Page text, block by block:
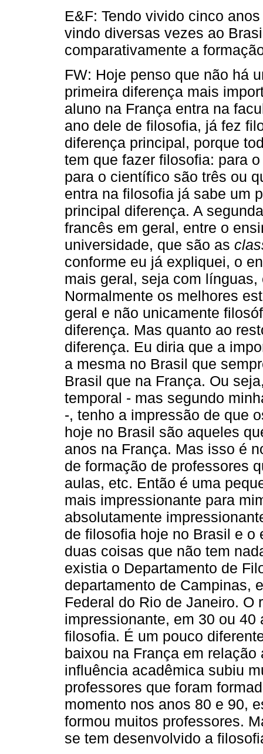
E&F: Tendo vivido cinco
vindo diversas vezes ao
comparativamente a
FW: Hoje penso que não há
primeira diferença mais
aluno na França entra na
ano dele de filosofia, já fez
diferença principal, porque
tem que fazer filosofia: para
para o científico são três ou
entra na filosofia já sabe um
principal diferença. A
francês em geral, entre o
universidade, que são as
conforme eu já expliquei, o
mais geral, seja com
Normalmente os melhores
geral e não unicamente
diferença. Mas quanto ao
diferença. Eu diria que a
a mesma no Brasil que
Brasil que na França. Ou
temporal - mas segundo
-, tenho a impressão de que
hoje no Brasil são aqueles
anos na França. Mas isso é
de formação de professores
aulas, etc. Então é uma
mais impressionante para
absolutamente
de filosofia hoje no Brasil e o
duas coisas que não tem
existia o Departamento de
departamento de Campinas,
Federal do Rio de Janeiro. O
impressionante, em 30 ou
filosofia. É um pouco
baixou na França em
influência acadêmica subiu
professores que foram
momento nos anos 80 e 90,
formou muitos professores.
se tem desenvolvido a